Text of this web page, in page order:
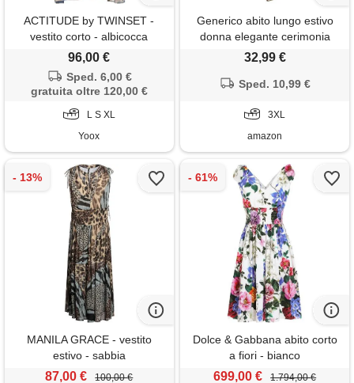
ACTITUDE by TWINSET -
vestito corto - albicocca
96,00 €
Sped. 6,00 €
gratuita oltre 120,00 €
L S XL
Yoox
Generico abito lungo estivo
donna elegante cerimonia
vestito matrimonio invitata
scollo a v sexy maxi taglie forti
spiaggia vacanza moda 2026
(a10,3xl)
32,99 €
Sped. 10,99 €
3XL
amazon
MANILA GRACE - vestito
estivo - sabbia
87,00 € 100,00 €
Dolce & Gabbana abito corto
a fiori - bianco
699,00 € 1.794,00 €